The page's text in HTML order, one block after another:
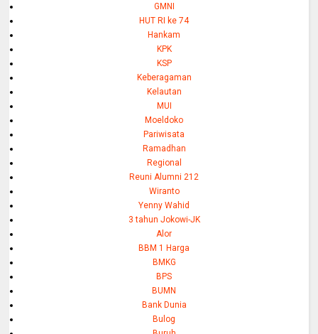
GMNI
HUT RI ke 74
Hankam
KPK
KSP
Keberagaman
Kelautan
MUI
Moeldoko
Pariwisata
Ramadhan
Regional
Reuni Alumni 212
Wiranto
Yenny Wahid
3 tahun Jokowi-JK
Alor
BBM 1 Harga
BMKG
BPS
BUMN
Bank Dunia
Bulog